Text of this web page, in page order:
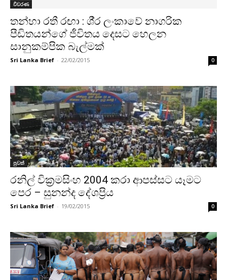
විවරණ
තන්හා රතී රඟා : ශී‍්‍ර ලංකාවේ නාගරික
පීඩිතයන්ගේ ජීවිතය දෙසට හෙලන
සානුකම්පික බැල්මක්
Sri Lanka Brief - 22/02/2015 0
පුවත්
රනිල් වික්‍රමසිංහ 2004 කරා ආපස්සට යෑමට
පෙර – සුනන්ද දේශප්‍රිය
Sri Lanka Brief - 19/02/2015 0